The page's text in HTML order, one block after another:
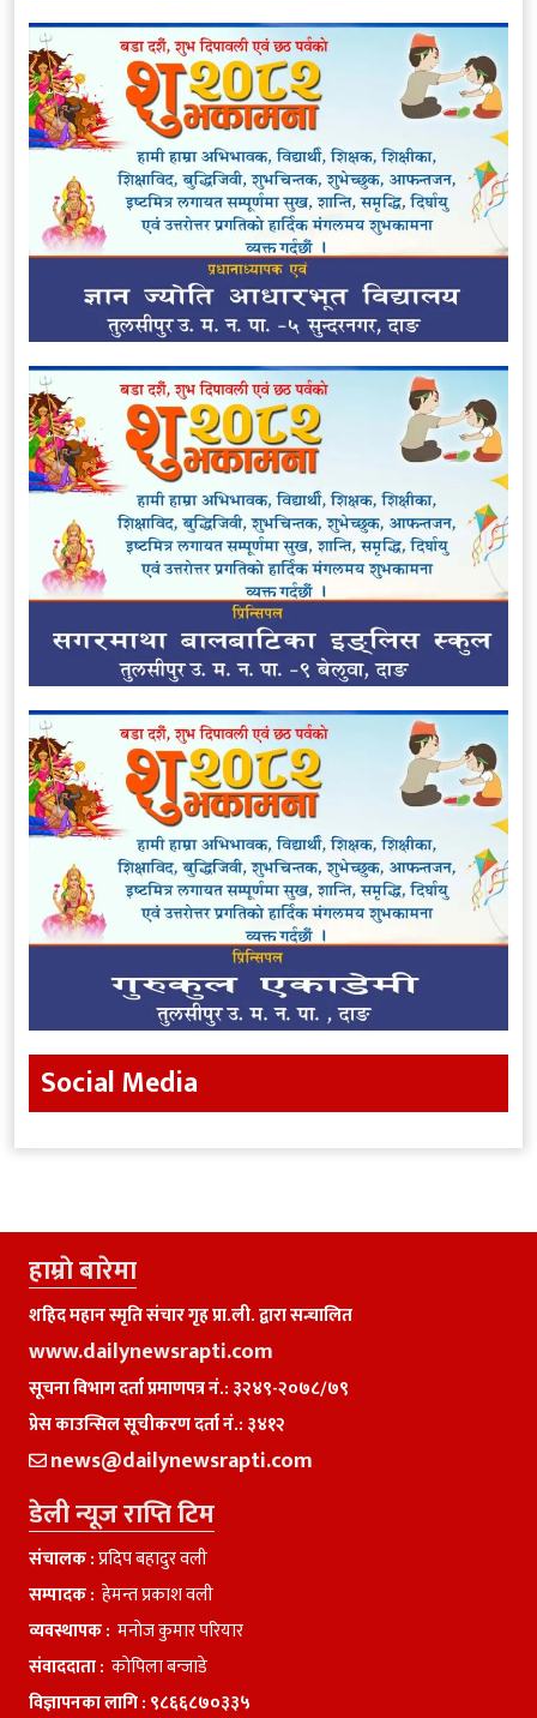
Social Media
हाम्राे बारेमा
शहिद महान स्मृति संचार गृह प्रा.ली. द्वारा सन्चालित
www.dailynewsrapti.com
सूचना विभाग दर्ता प्रमाणपत्र नं.: ३२४९-२०७८/७९
प्रेस काउन्सिल सूचीकरण दर्ता नं.: ३४१२
news@dailynewsrapti.com
डेली न्यूज राप्ति टिम
संचालक :प्रदिप बहादुर वली
सम्पादक : हेमन्त प्रकाश वली
व्यवस्थापक : मनाेज कुमार परियार
संवाददाता : काेपिला बन्जाडे
विज्ञापनका लागि : ९८६६८७०३३५